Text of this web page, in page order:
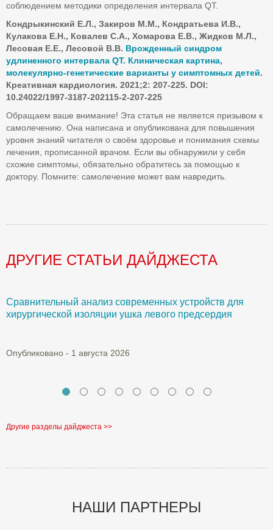
соблюдением методики определения интервала QT.
Кондрыкинский Е.Л., Закиров М.М., Кондратьева И.В.,
Кулакова Е.Н., Ковалев С.А., Хомарова Е.В., Жидков М.Л.,
Лесовая Е.Е., Лесовой В.В. Врожденный синдром
удлиненного интервала QT. Клиническая картина,
молекулярно-генетические варианты у симптомных детей.
Креативная кардиология. 2021;2: 207-225. DOI:
10.24022/1997-3187-202115-2-207-225
Обращаем ваше внимание! Эта статья не является призывом к
самолечению. Она написана и опубликована для повышения
уровня знаний читателя о своём здоровье и понимания схемы
лечения, прописанной врачом. Если вы обнаружили у себя
схожие симптомы, обязательно обратитесь за помощью к
доктору. Помните: самолечение может вам навредить.
ДРУГИЕ СТАТЬИ ДАЙДЖЕСТА
Сравнительный анализ современных устройств для
хирургической изоляции ушка левого предсердия
Опубликовано - 1 августа 2026
Другие разделы дайджеста >>
НАШИ ПАРТНЕРЫ